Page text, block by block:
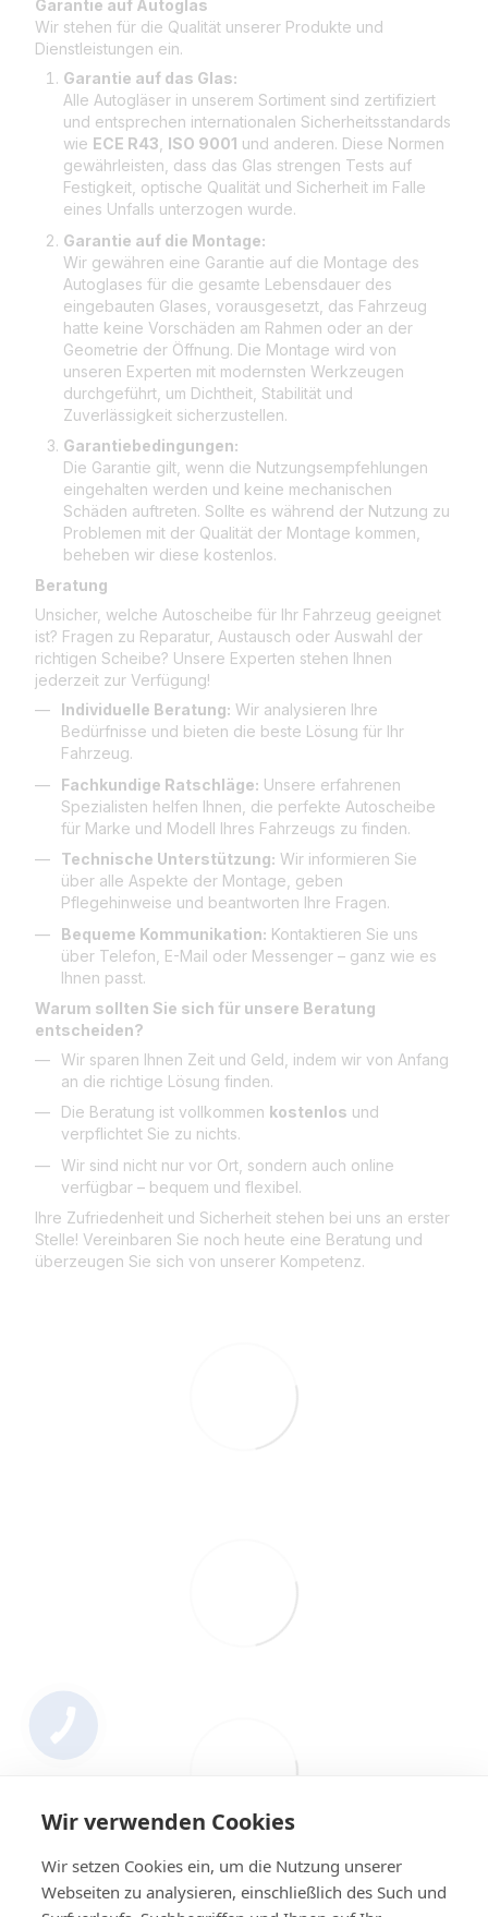
Garantie auf Autoglas
Wir stehen für die Qualität unserer Produkte und
Dienstleistungen ein.
Garantie auf das Glas:
Alle Autogläser in unserem Sortiment sind zertifiziert
und entsprechen internationalen Sicherheitsstandards
wie ECE R43 ISO 9001 und anderen. Diese Normen
gewährleisten, dass das Glas strengen Tests auf
Festigkeit, optische Qualität und Sicherheit im Falle
eines Unfalls unterzogen wurde.
Garantie auf die Montage:
Wir gewähren eine Garantie auf die Montage des
Autoglases für die gesamte Lebensdauer des
eingebauten Glases, vorausgesetzt, das Fahrzeug
hatte keine Vorschäden am Rahmen oder an der
Geometrie der Öffnung. Die Montage wird von
unseren Experten mit modernsten Werkzeugen
durchgeführt, um Dichtheit, Stabilität und
Zuverlässigkeit sicherzustellen.
Garantiebedingungen:
Die Garantie gilt, wenn die Nutzungsempfehlungen
eingehalten werden und keine mechanischen
Schäden auftreten. Sollte es während der Nutzung zu
Problemen mit der Qualität der Montage kommen,
beheben wir diese kostenlos.
Beratung
Unsicher, welche Autoscheibe für Ihr Fahrzeug geeignet
ist? Fragen zu Reparatur, Austausch oder Auswahl der
richtigen Scheibe? Unsere Experten stehen Ihnen
jederzeit zur Verfügung!
Individuelle Beratung: Wir analysieren Ihre
Bedürfnisse und bieten die beste Lösung für Ihr
Fahrzeug.
Fachkundige Ratschläge: Unsere erfahrenen
Spezialisten helfen Ihnen, die perfekte Autoscheibe
für Marke und Modell Ihres Fahrzeugs zu finden.
Technische Unterstützung: Wir informieren Sie
über alle Aspekte der Montage, geben
Pflegehinweise und beantworten Ihre Fragen.
Bequeme Kommunikation: Kontaktieren Sie uns
über Telefon, E-Mail oder Messenger – ganz wie es
Ihnen passt.
Warum sollten Sie sich für unsere Beratung
entscheiden?
Wir sparen Ihnen Zeit und Geld, indem wir von Anfang
an die richtige Lösung finden.
Die Beratung ist vollkommen kostenlos und
verpflichtet Sie zu nichts.
Wir sind nicht nur vor Ort, sondern auch online
verfügbar – bequem und flexibel.
Ihre Zufriedenheit und Sicherheit stehen bei uns an erster
Stelle! Vereinbaren Sie noch heute eine Beratung und
überzeugen Sie sich von unserer Kompetenz.
Wir verwenden Cookies
Wir setzen Cookies ein, um die Nutzung unserer
Webseiten zu analysieren, einschließlich des Such und